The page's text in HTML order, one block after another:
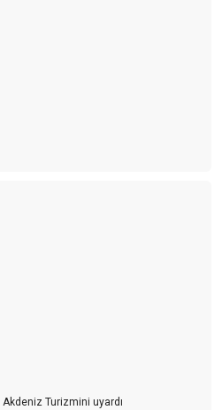
Akdeniz Turizmini uyardı